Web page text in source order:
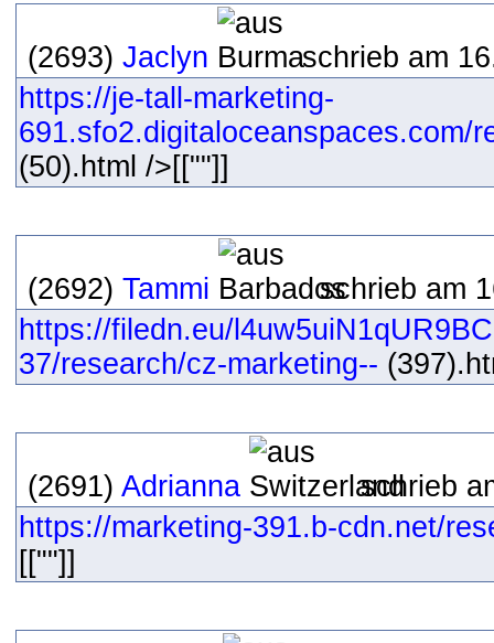
(2693) Jaclyn
schrieb am
https://je-tall-marketing-
691.sfo2.digitaloceanspaces.com/
(50).html />[[""]]
(2692) Tammi
schrieb am
https://filedn.eu/
37/research/cz-marketing--
(2691) Adrianna
schrieb
https://marketing-391.b-cdn.net/
[[""]]